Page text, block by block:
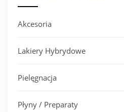
Akcesoria
Lakiery Hybrydowe
Pielęgnacja
Płyny / Preparaty